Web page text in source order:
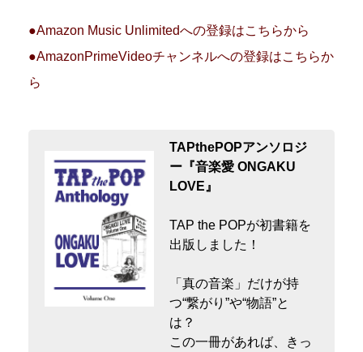
●Amazon Music Unlimitedへの登録はこちらから
●AmazonPrimeVideoチャンネルへの登録はこちらか
ら
TAPthePOPアンソロジ
ー『音楽愛 ONGAKU
LOVE』
TAP the POPが初書籍を
出版しました！
「真の音楽」だけが持
つ“繋がり”や“物語”と
は？
この一冊があれば、きっ